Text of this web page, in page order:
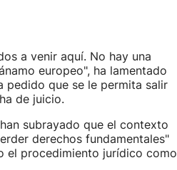
a venir aquí. No hay una
europeo", ha lamentado
pedido que se le permita salir
de juicio.
subrayado que el contexto
derechos fundamentales"
el procedimiento jurídico como